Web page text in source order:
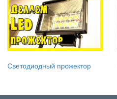
Светодиодный прожектор